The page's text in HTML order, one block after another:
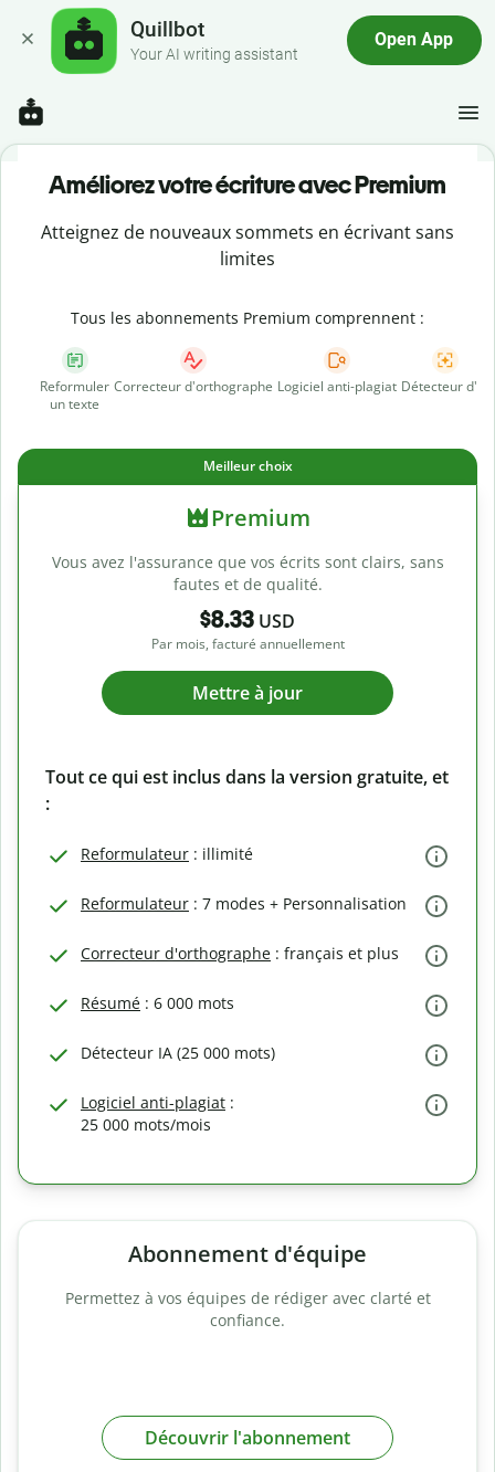
Quillbot
Your AI writing assistant
Open App
Améliorez votre écriture avec Premium
Atteignez de nouveaux sommets en écrivant sans
limites
Tous les abonnements Premium comprennent :
Reformuler
un texte
Correcteur d'orthographe Logiciel anti-plagiat Détecteur d'IA
Meilleur choix
Premium
Vous avez l'assurance que vos écrits sont clairs, sans
fautes et de qualité.
$8.33 USD
Par mois, facturé annuellement
Mettre à jour
Tout ce qui est inclus dans la version gratuite, et
:
Reformulateur : illimité
Reformulateur : 7 modes + Personnalisation
Correcteur d'orthographe : français et plus
Résumé : 6 000 mots
Détecteur IA (25 000 mots)
Logiciel anti-plagiat :
25 000 mots/mois
Abonnement d'équipe
Permettez à vos équipes de rédiger avec clarté et
confiance.
Découvrir l'abonnement